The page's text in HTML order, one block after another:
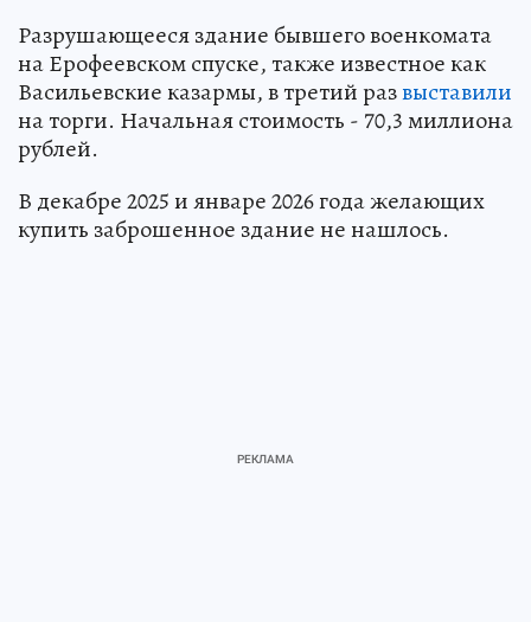
Разрушающееся здание бывшего военкомата
на Ерофеевском спуске, также известное как
Васильевские казармы, в третий развыставили
на торги. Начальная стоимость - 70,3 миллиона
рублей.
В декабре 2025 и январе 2026 года желающих
купить заброшенное здание не нашлось.